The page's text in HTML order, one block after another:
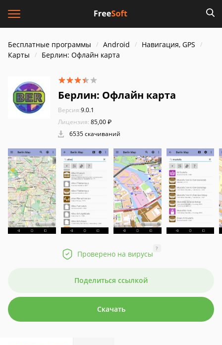
Бесплатные программы Android
Навигация, GPS
Карты
Берлин: Офлайн карта
Берлин: Офлайн карта
Версия:9.0.1
Лицензия: 85,00 ₽
6535 скачиваний
Проверено на вирусы
?
Поделиться ссылкой
Скачать